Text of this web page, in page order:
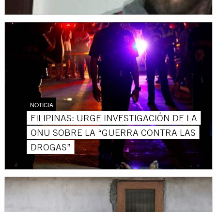
NOTICIA
FILIPINAS: URGE INVESTIGACIÓN DE LA
ONU SOBRE LA “GUERRA CONTRA LAS
DROGAS”